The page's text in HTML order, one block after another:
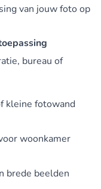
van jouw foto op
bureau of
kleine fotowand
woonkamer
brede beelden